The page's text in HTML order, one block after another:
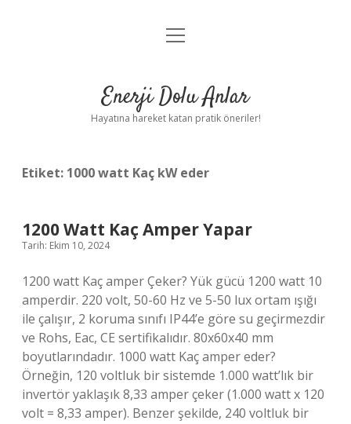
Anasayfa
Yasal Uyarı
menüyü
Enerji Dolu Anlar
Hayatına hareket katan pratik öneriler!
Etiket: 1000 watt Kaç kW eder
1200 Watt Kaç Amper Yapar
Tarih: Ekim 10, 2024
1200 watt Kaç amper Çeker? Yük gücü 1200 watt 10
amperdir. 220 volt, 50-60 Hz ve 5-50 lux ortam ışığı
ile çalışır, 2 koruma sınıfı IP44’e göre su geçirmezdir
ve Rohs, Eac, CE sertifikalıdır. 80x60x40 mm
boyutlarındadır. 1000 watt Kaç amper eder?
Örneğin, 120 voltluk bir sistemde 1.000 watt’lık bir
invertör yaklaşık 8,33 amper çeker (1.000 watt x 120
volt = 8,33 amper). Benzer şekilde, 240 voltluk bir